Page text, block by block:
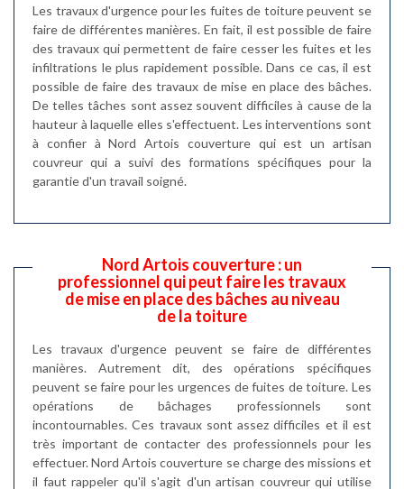
Les travaux d'urgence pour les fuites de toiture peuvent se
faire de différentes manières. En fait, il est possible de faire
des travaux qui permettent de faire cesser les fuites et les
infiltrations le plus rapidement possible. Dans ce cas, il est
possible de faire des travaux de mise en place des bâches.
De telles tâches sont assez souvent difficiles à cause de la
hauteur à laquelle elles s'effectuent. Les interventions sont
à confier à Nord Artois couverture qui est un artisan
couvreur qui a suivi des formations spécifiques pour la
garantie d'un travail soigné.
Nord Artois couverture : un
professionnel qui peut faire les travaux
de mise en place des bâches au niveau
de la toiture
Les travaux d'urgence peuvent se faire de différentes
manières. Autrement dit, des opérations spécifiques
peuvent se faire pour les urgences de fuites de toiture. Les
opérations de bâchages professionnels sont
incontournables. Ces travaux sont assez difficiles et il est
très important de contacter des professionnels pour les
effectuer. Nord Artois couverture se charge des missions et
il faut rappeler qu'il s'agit d'un artisan couvreur qui utilise